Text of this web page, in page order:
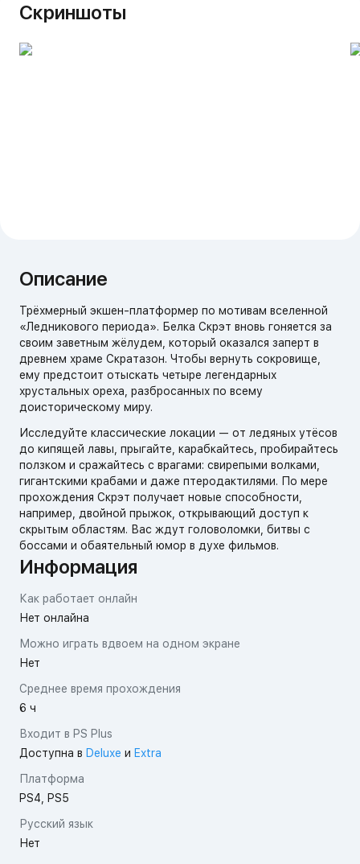
Скриншоты
Описание
Трёхмерный экшен-платформер по мотивам вселенной
«Ледникового периода». Белка Скрэт вновь гоняется за
своим заветным жёлудем, который оказался заперт в
древнем храме Скратазон. Чтобы вернуть сокровище,
ему предстоит отыскать четыре легендарных
хрустальных ореха, разбросанных по всему
доисторическому миру.
Исследуйте классические локации — от ледяных утёсов
до кипящей лавы, прыгайте, карабкайтесь, пробирайтесь
ползком и сражайтесь с врагами: свирепыми волками,
гигантскими крабами и даже птеродактилями. По мере
прохождения Скрэт получает новые способности,
например, двойной прыжок, открывающий доступ к
скрытым областям. Вас ждут головоломки, битвы с
боссами и обаятельный юмор в духе фильмов.
Информация
Как работает онлайн
Нет онлайна
Платформа
PS4, PS5
Можно играть вдвоем на одном экране
Нет
Русский язык
Нет
Среднее время прохождения
6 ч
Входит в PS Plus
Доступна в Deluxe и Extra